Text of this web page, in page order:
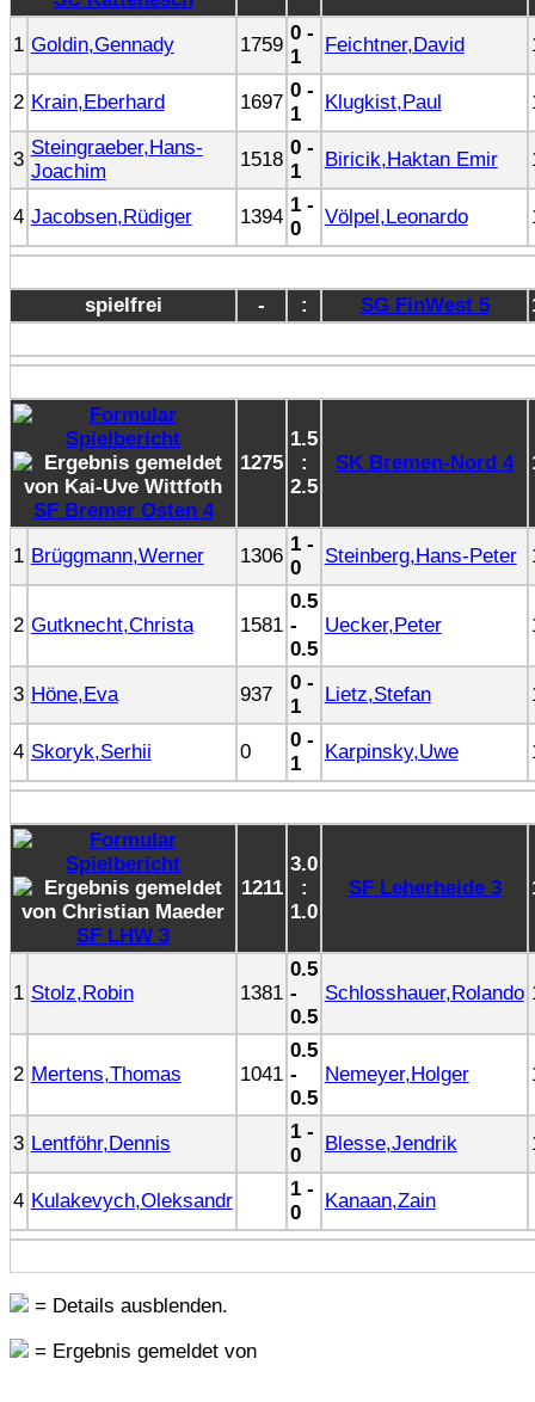
1 Goldin,Gennady 1759
0 -
1
Feichtner,David
2 Krain,Eberhard 1697
0 -
1
Klugkist,Paul
3
Steingraeber,Hans-
Joachim
1518
0 -
1
Biricik,Haktan Emir
4 Jacobsen,Rüdiger 1394
1 -
0
Völpel,Leonardo
spielfrei - : SG FinWest 5
SF Bremer Osten 4
1275
1.5
:
2.5
SK Bremen-Nord 4
1 Brüggmann,Werner 1306
1 -
0
Steinberg,Hans-Peter
2 Gutknecht,Christa 1581
0.5
-
0.5
Uecker,Peter
3 Höne,Eva 937
0 -
1
Lietz,Stefan
4 Skoryk,Serhii 0
0 -
1
Karpinsky,Uwe
SF LHW 3
1211
3.0
:
1.0
SF Leherheide 3
1 Stolz,Robin 1381
0.5
-
0.5
Schlosshauer,Rolando
2 Mertens,Thomas 1041
0.5
-
0.5
Nemeyer,Holger
3 Lentföhr,Dennis
1 -
0
Blesse,Jendrik
4 Kulakevych,Oleksandr
1 -
0
Kanaan,Zain
= Details ausblenden.
= Ergebnis gemeldet von